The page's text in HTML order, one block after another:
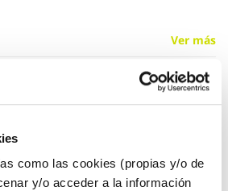
como las cookies (propias y/o de
y/o acceder a la información
Ver más
16,25 €